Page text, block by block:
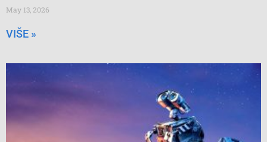
May 13, 2026
VIŠE »